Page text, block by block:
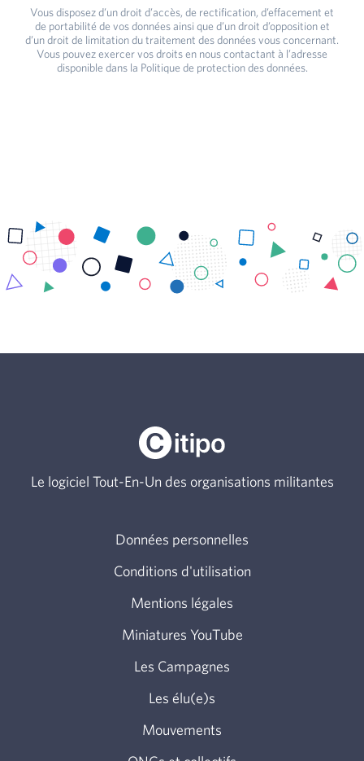
Vous disposez d’un droit d’accès, de rectification, d’effacement et
de portabilité de vos données ainsi que d’un droit d’opposition et
d’un droit de limitation du traitement des données vous concernant.
Vous pouvez exercer vos droits en nous contactant à l’adresse
disponible dans la Politique de protection des données.
Le logiciel Tout-En-Un des organisations militantes
Données personnelles
Conditions d'utilisation
Mentions légales
Miniatures YouTube
Les Campagnes
Les élu(e)s
Mouvements